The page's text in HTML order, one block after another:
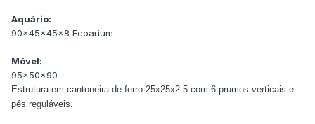
Aquário:
90x45x45x8 Ecoarium
Móvel:
95x50x90
Estrutura em cantoneira de ferro 25x25x2.5 com 6 prumos verticais e
pés reguláveis.